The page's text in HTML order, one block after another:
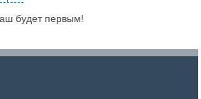
будет первым!